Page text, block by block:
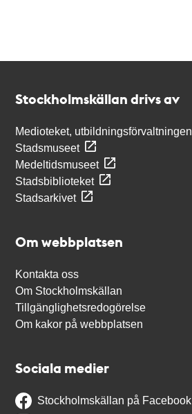
Stockholmskällan drivs av
Medioteket, utbildningsförvaltningen
Stadsmuseet
Medeltidsmuseet
Stadsbiblioteket
Stadsarkivet
Om webbplatsen
Kontakta oss
Om Stockholmskällan
Tillgänglighetsredogörelse
Om kakor på webbplatsen
Sociala medier
Stockholmskällan på Facebook